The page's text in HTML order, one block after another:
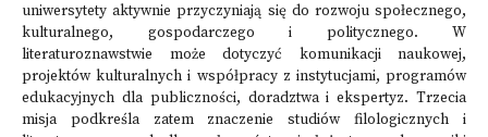
uniwersytety aktywnie przyczyniają się do rozwoju społecznego,
kulturalnego, gospodarczego i politycznego. W
literaturoznawstwie może dotyczyć komunikacji naukowej,
projektów kulturalnych i współpracy z instytucjami, programów
edukacyjnych dla publiczności, doradztwa i ekspertyz. Trzecia
misja podkreśla zatem znaczenie studiów filologicznych i